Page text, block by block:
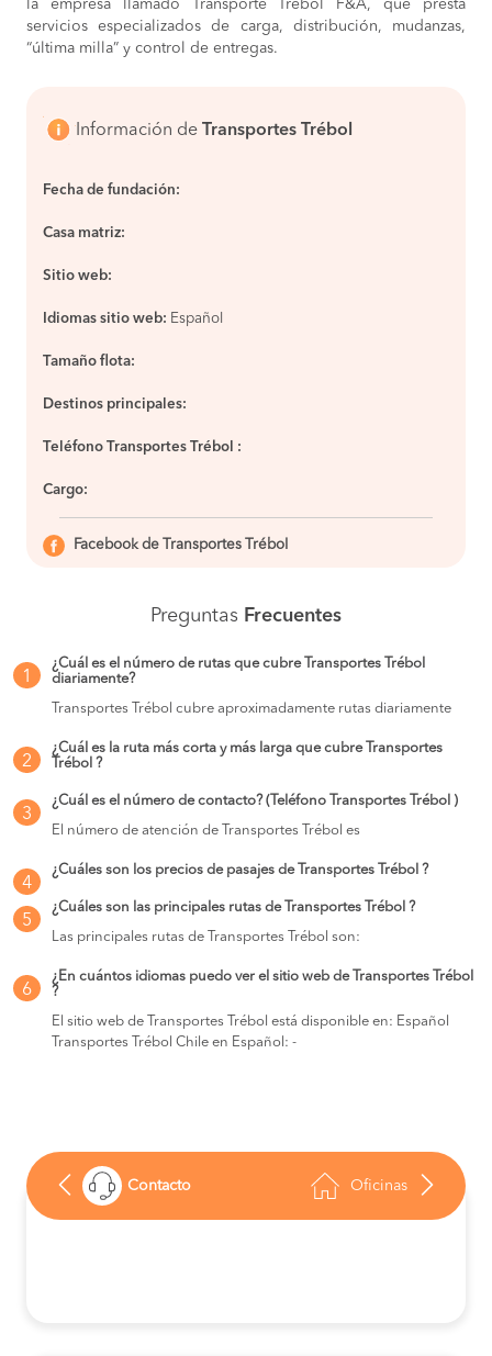
la empresa llamado Transporte Trebol F&A, que presta
servicios especializados de carga, distribución, mudanzas,
“última milla” y control de entregas.
Información de Transportes Trébol
Fecha de fundación:
Casa matriz:
Sitio web:
Idiomas sitio web: Español
Tamaño flota:
Destinos principales:
Teléfono Transportes Trébol :
Cargo:
Facebook de Transportes Trébol
Preguntas Frecuentes
1
¿Cuál es el número de rutas que cubre Transportes Trébol
diariamente?
Transportes Trébol cubre aproximadamente rutas diariamente
2
¿Cuál es la ruta más corta y más larga que cubre Transportes
Trébol ?
3
¿Cuál es el número de contacto? (Teléfono Transportes Trébol )
El número de atención de Transportes Trébol es
4
¿Cuáles son los precios de pasajes de Transportes Trébol ?
5
¿Cuáles son las principales rutas de Transportes Trébol ?
Las principales rutas de Transportes Trébol son:
6
¿En cuántos idiomas puedo ver el sitio web de Transportes Trébol
?
El sitio web de Transportes Trébol está disponible en: Español
Transportes Trébol Chile en Español: -
Contacto Oficinas